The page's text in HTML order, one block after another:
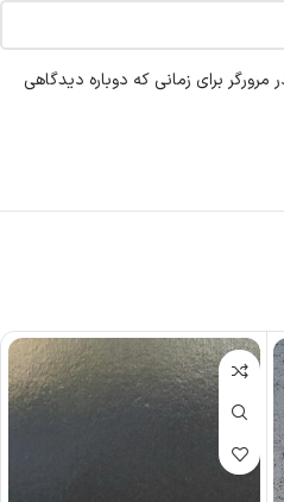
برای زمانی که دوباره دیدگاهی